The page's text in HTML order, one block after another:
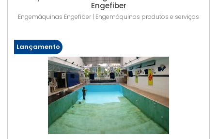
Engefiber
Engemáquinas Engefiber | Engemáquinas produtos e serviços
Lançamento